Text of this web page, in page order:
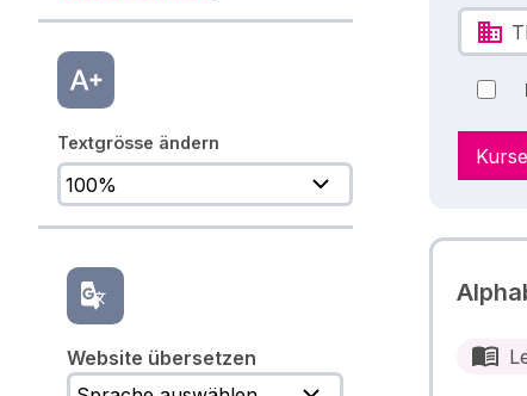
Textgrösse ändern
Website übersetzen